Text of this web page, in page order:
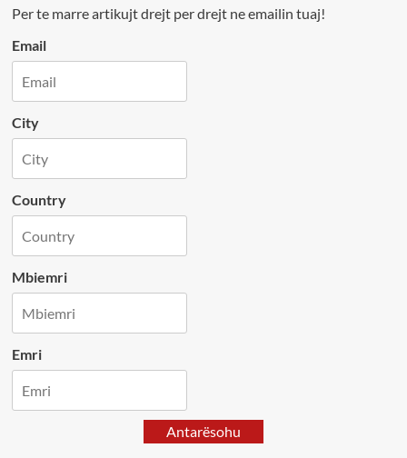
Per te marre artikujt drejt per drejt ne emailin tuaj!
Email
City
Country
Mbiemri
Emri
Antarësohu